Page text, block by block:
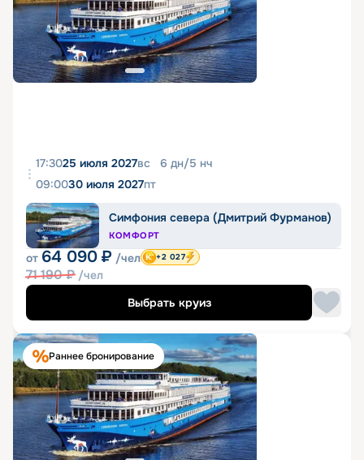
17:3025 июля 2027вс 6 дн/5 нч
09:0030 июля 2027пт
Симфония севера (Дмитрий Фурманов)
КОМФОРТ
от 64 090 ₽ /чел
71 190₽ /чел
+2 027
Выбрать круиз
Раннее бронирование